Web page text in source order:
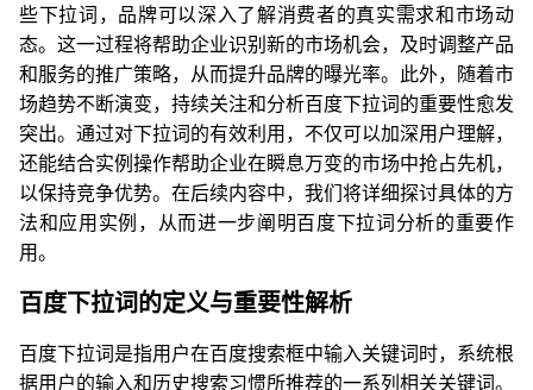
些下拉词，品牌可以深入了解消费者的真实需求和市场动
态。这一过程将帮助企业识别新的市场机会，及时调整产品
和服务的推广策略，从而提升品牌的曝光率。此外，随着市
场趋势不断演变，持续关注和分析百度下拉词的重要性愈发
突出。通过对下拉词的有效利用，不仅可以加深用户理解，
还能结合实例操作帮助企业在瞬息万变的市场中抢占先机，
以保持竞争优势。在后续内容中，我们将详细探讨具体的方
法和应用实例，从而进一步阐明百度下拉词分析的重要作
用。
百度下拉词的定义与重要性解析
百度下拉词是指用户在百度搜索框中输入关键词时，系统根
据用户的输入和历史搜索习惯所推荐的一系列相关关键词。